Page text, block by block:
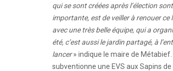
qui se sont créées après l’élection
importante, est de veiller à renouer
avec une très belle équipe, qui a
été, c’est aussi le jardin partagé, à
lancer» indique le maire de
subventionne une EVS aux Sapins